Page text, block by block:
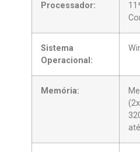
Processador:
Sistema
Operacional:
Memória: